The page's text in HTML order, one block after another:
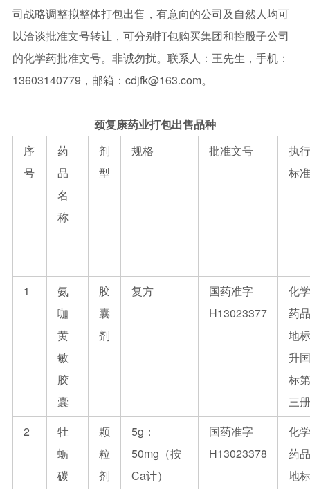
司战略调整拟整体打包出售，有意向的公司及自然人均可
以洽谈批准文号转让，可分别打包购买集团和控股子公司
的化学药批准文号。非诚勿扰。联系人：王先生，手机：
13603140779，邮箱：cdjfk@163.com。
颈复康药业打包出售品种
序
号
药
品
名
称
剂
型
规格 批准文号
执行
标准
1
氨
咖
黄
敏
胶
囊
胶
囊
剂
复方
国药准字
H13023377
化学
药品
地标
升国
标第
三册
2
牡
蛎
碳
颗
粒
剂
5g：
50mg（按
Ca计）
国药准字
H13023378
化学
药品
地标